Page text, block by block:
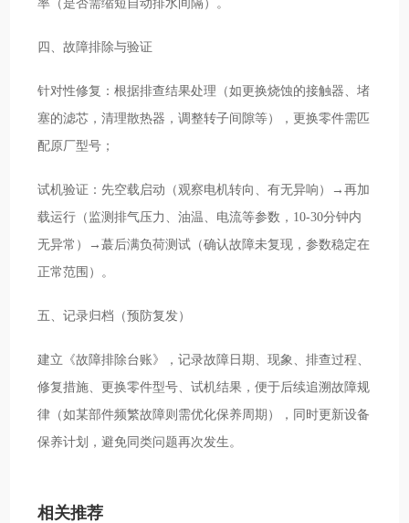
率（是否需缩短自动排水间隔）。
四、故障排除与验证
针对性修复：根据排查结果处理（如更换烧蚀的接触器、堵
塞的滤芯，清理散热器，调整转子间隙等），更换零件需匹
配原厂型号；
试机验证：先空载启动（观察电机转向、有无异响）→再加
载运行（监测排气压力、油温、电流等参数，10-30分钟内
无异常）→蕞后满负荷测试（确认故障未复现，参数稳定在
正常范围）。
五、记录归档（预防复发）
建立《故障排除台账》，记录故障日期、现象、排查过程、
修复措施、更换零件型号、试机结果，便于后续追溯故障规
律（如某部件频繁故障则需优化保养周期），同时更新设备
保养计划，避免同类问题再次发生。
相关推荐